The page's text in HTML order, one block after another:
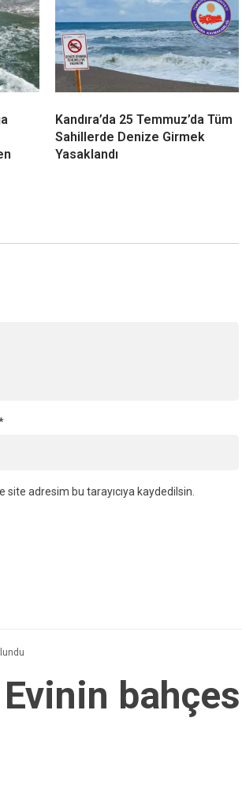
Kandıra’da 25 Temmuz’da Tüm
Sahillerde Denize Girmek
Yasaklandı
site adresim bu tarayıcıya kaydedilsin.
Evinin